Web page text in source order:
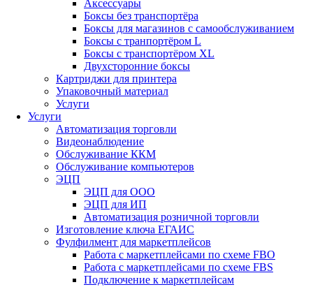
Аксессуары
Боксы без транспортёра
Боксы для магазинов с самообслуживанием
Боксы с транпортёром L
Боксы с транспортёром XL
Двухсторонние боксы
Картриджи для принтера
Упаковочный материал
Услуги
Услуги
Автоматизация торговли
Видеонаблюдение
Обслуживание ККМ
Обслуживание компьютеров
ЭЦП
ЭЦП для ООО
ЭЦП для ИП
Автоматизация розничной торговли
Изготовление ключа ЕГАИС
Фулфилмент для маркетплейсов
Работа с маркетплейсами по схеме FBO
Работа с маркетплейсами по схеме FBS
Подключение к маркетплейсам